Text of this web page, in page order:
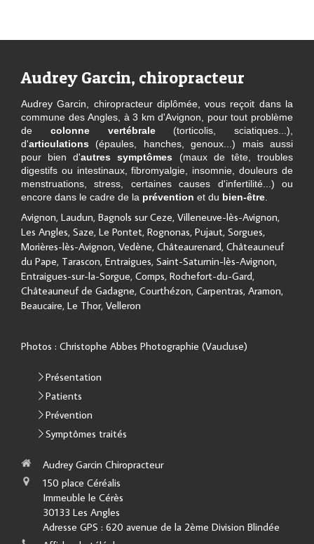
Audrey Garcin, chiropracteur
Audrey Garcin, chiropracteur diplômée, vous reçoit dans la
commune des Angles, à 3 km d'Avignon, pour tout problème
de colonne vertébrale(torticolis, sciatiques...),
d'articulations (épaules, hanches, genoux...) mais aussi
pour bien d'autres symptômes (maux de tête, troubles
digestifs ou intestinaux, fibromyalgie, insomnie, douleurs de
menstruations, stress, certaines causes d'infertilité...) ou
encore dans le cadre de la prévention et du bien-être
Avignon, Laudun, Bagnols sur Ceze, Villeneuve-lès-Avignon,
Les Angles, Saze, Le Pontet, Rognonas, Pujaut, Sorgues,
Morières-lès-Avignon, Vedène, Châteaurenard, Châteauneuf
du Pape, Tarascon, Entraigues, Saint-Saturnin-lès-Avignon,
Entraigues-sur-la-Sorgue, Comps, Rochefort-du-Gard,
Châteauneuf de Gadagne, Courthézon, Carpentras, Aramon,
Beaucaire, Le Thor, Velleron
Photos : Christophe Abbes Photographie (Vaucluse)
Présentation
Patients
Prévention
Symptômes traités
Audrey Garcin Chiropracteur
150 place Céréalis
Immeuble le Cérès
30133 Les Angles
Adresse GPS : 620 avenue de la 2ème Division Blindée